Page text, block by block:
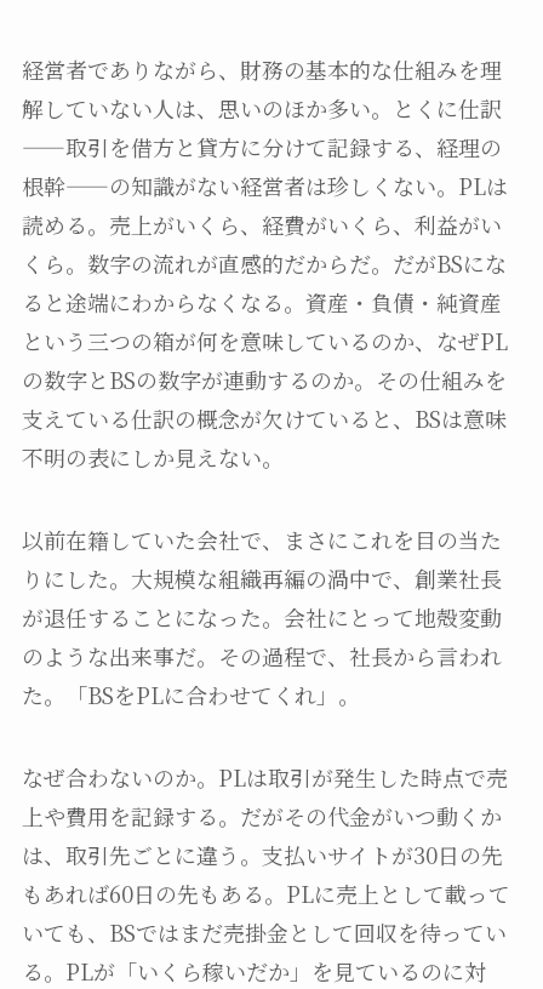
経営者でありながら、財務の基本的な仕組みを理
解していない人は、思いのほか多い。とくに仕訳
——取引を借方と貸方に分けて記録する、経理の
根幹——の知識がない経営者は珍しくない。PLは
読める。売上がいくら、経費がいくら、利益がい
くら。数字の流れが直感的だからだ。だがBSにな
ると途端にわからなくなる。資産・負債・純資産
という三つの箱が何を意味しているのか、なぜPL
の数字とBSの数字が連動するのか。その仕組みを
支えている仕訳の概念が欠けていると、BSは意味
不明の表にしか見えない。
以前在籍していた会社で、まさにこれを目の当た
りにした。大規模な組織再編の渦中で、創業社長
が退任することになった。会社にとって地殻変動
のような出来事だ。その過程で、社長から言われ
た。「BSをPLに合わせてくれ」。
なぜ合わないのか。PLは取引が発生した時点で売
上や費用を記録する。だがその代金がいつ動くか
は、取引先ごとに違う。支払いサイトが30日の先
もあれば60日の先もある。PLに売上として載って
いても、BSではまだ売掛金として回収を待ってい
る。PLが「いくら稼いだか」を見ているのに対